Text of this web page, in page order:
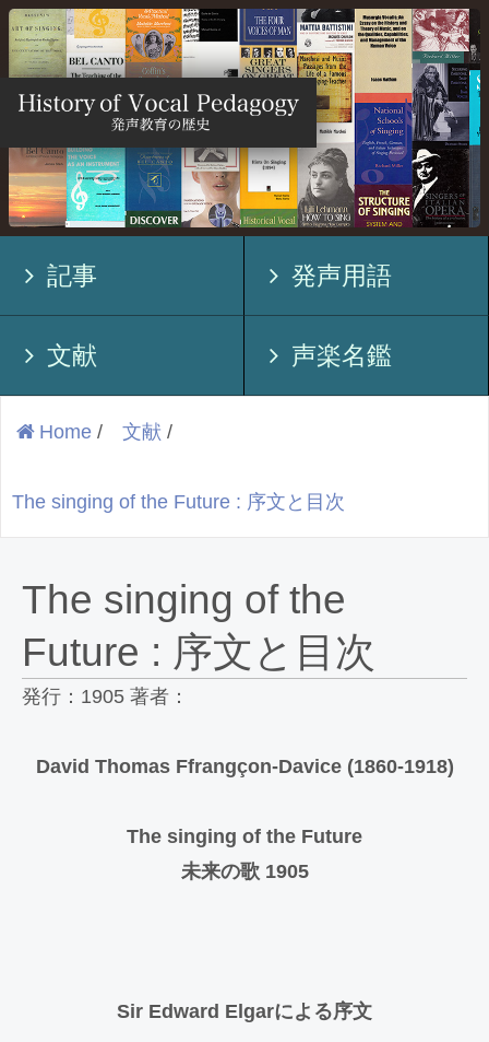
記事 発声用語
文献 声楽名鑑
Home / 文献 /
The singing of the Future : 序文と目次
The singing of the
Future : 序文と目次
発行：1905 著者：
David Thomas Ffrangçon-Davice (1860-1918)
The singing of the Future
未来の歌 1905
Sir Edward Elgarによる序文